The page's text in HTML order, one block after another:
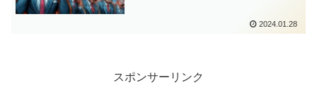
2024.01.28
スポンサーリンク